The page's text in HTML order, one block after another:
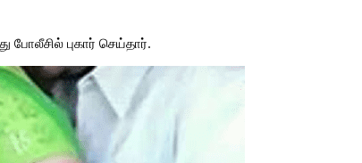
போலீசில் புகார் செய்தார்.